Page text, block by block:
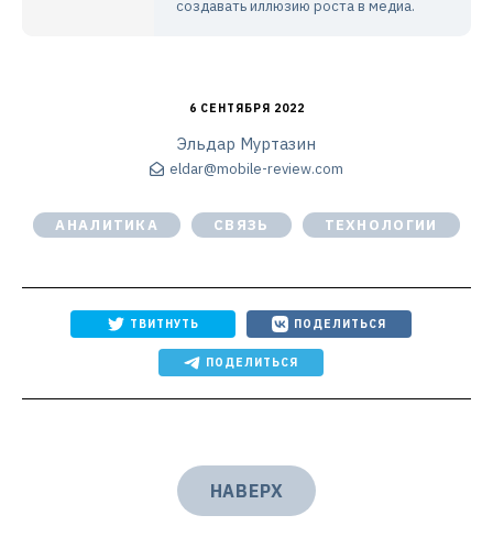
создавать иллюзию роста в медиа.
6 СЕНТЯБРЯ 2022
Эльдар Муртазин
eldar@mobile-review.com
АНАЛИТИКА СВЯЗЬ ТЕХНОЛОГИИ
ТВИТНУТЬ ПОДЕЛИТЬСЯ
ПОДЕЛИТЬСЯ
НАВЕРХ